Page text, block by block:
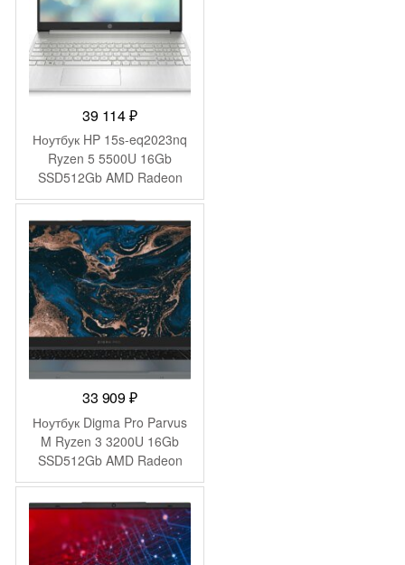
39 114₽
Ноутбук HP 15s-eq2023nq
Ryzen 5 5500U 16Gb
SSD512Gb AMD Radeon
Graphics 15.6″ IPS FHD
(1920×1080) FreeDOS
silver WiFi BT Cam
(4Q6E6EA)
33 909₽
Ноутбук Digma Pro Parvus
M Ryzen 3 3200U 16Gb
SSD512Gb AMD Radeon
Graphics 15.6″ IPS FHD
(1920×1080) Windows 11
Pro dk.grey WiFi BT Cam
4500mAh (DN15R3-
ADXW02)